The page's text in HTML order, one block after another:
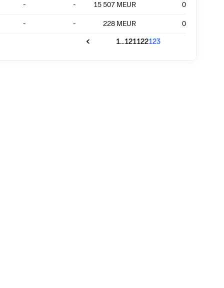
- - 15 507 MEUR 0
- - 228 MEUR 0
1...121122123